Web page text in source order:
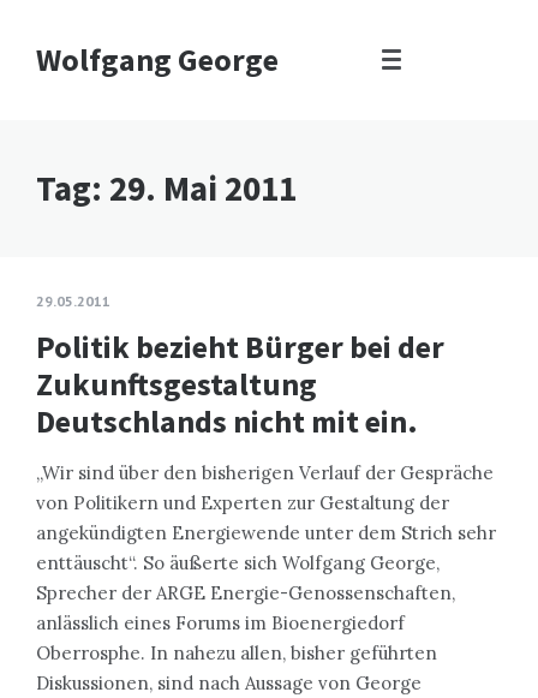
Wolfgang George
Tag: 29. Mai 2011
29.05.2011
Politik bezieht Bürger bei der
Zukunftsgestaltung
Deutschlands nicht mit ein.
„Wir sind über den bisherigen Verlauf der Gespräche
von Politikern und Experten zur Gestaltung der
angekündigten Energiewende unter dem Strich sehr
enttäuscht“. So äußerte sich Wolfgang George,
Sprecher der ARGE Energie-Genossenschaften,
anlässlich eines Forums im Bioenergiedorf
Oberrosphe. In nahezu allen, bisher geführten
Diskussionen, sind nach Aussage von George